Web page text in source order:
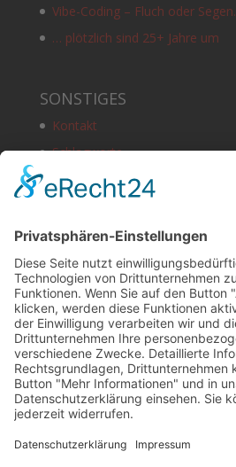
Vibe-Coding – Fluch oder Segen.
… plötzlich sind 25+ Jahre um
SONSTIGES
Kontakt
Schlagworte
Impressum
Copyright
HOSTING